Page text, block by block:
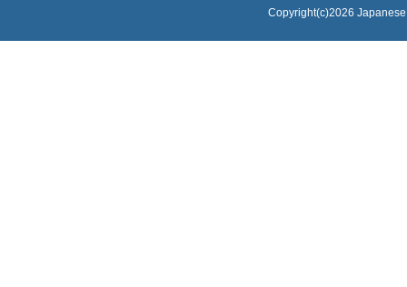
Copyright(c)2026